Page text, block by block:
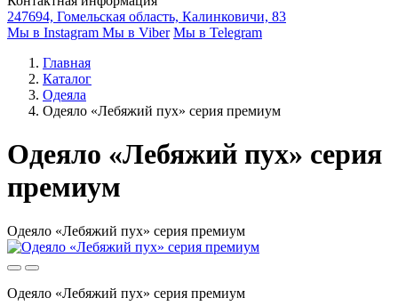
247694, Гомельская область, Калинковичи, 83
Мы в Instagram Мы в Viber Мы в Telegram
Главная
Каталог
Одеяла
Одеяло «Лебяжий пух» серия премиум
Одеяло «Лебяжий пух» серия
премиум
Одеяло «Лебяжий пух» серия премиум
Одеяло «Лебяжий пух» серия премиум